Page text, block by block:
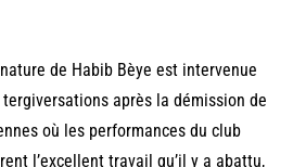
de Habib Bèye est intervenue
après la démission de
où les performances du club
l’excellent travail qu’il y a abattu,